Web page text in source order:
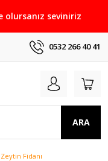
olursanız seviniriz
0532 266 40 41
ARA
Fidanı